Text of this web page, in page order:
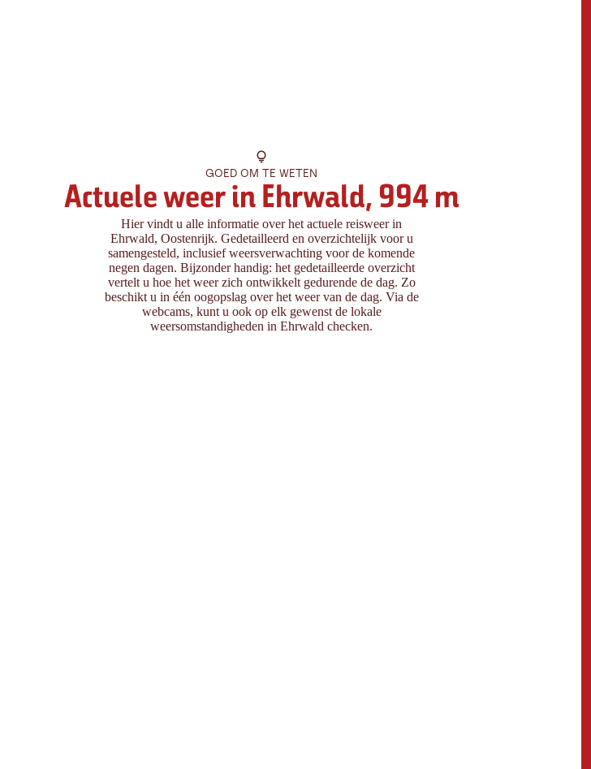
GOED OM TE WETEN
Actuele weer in Ehrwald, 994 m
Hier vindt u alle informatie over het actuele reisweer in
Ehrwald, Oostenrijk. Gedetailleerd en overzichtelijk voor u
samengesteld, inclusief weersverwachting voor de komende
negen dagen. Bijzonder handig: het gedetailleerde overzicht
vertelt u hoe het weer zich ontwikkelt gedurende de dag. Zo
beschikt u in één oogopslag over het weer van de dag. Via de
webcams, kunt u ook op elk gewenst de lokale
weersomstandigheden in Ehrwald checken.